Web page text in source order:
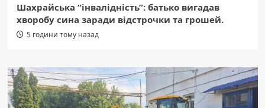
Шахрайська “інвалідність”: батько вигадав
хворобу сина заради відстрочки та грошей.
5 години тому назад